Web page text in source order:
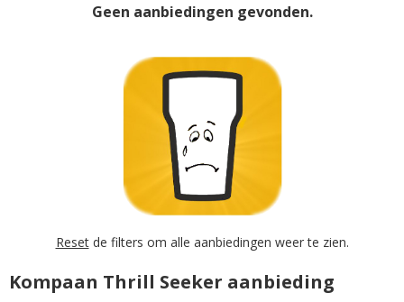
Geen aanbiedingen gevonden.
Resetde filters om alle aanbiedingen weer te zien.
Kompaan Thrill Seeker aanbieding